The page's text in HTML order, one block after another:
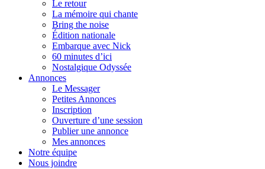
Le retour
La mémoire qui chante
Bring the noise
Édition nationale
Embarque avec Nick
60 minutes d’ici
Nostalgique Odyssée
Annonces
Le Messager
Petites Annonces
Inscription
Ouverture d’une session
Publier une annonce
Mes annonces
Notre équipe
Nous joindre